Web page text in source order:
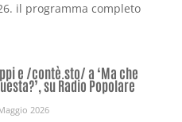
il programma completo
e /contè.sto/ a ‘Ma che
su Radio Popolare
2026